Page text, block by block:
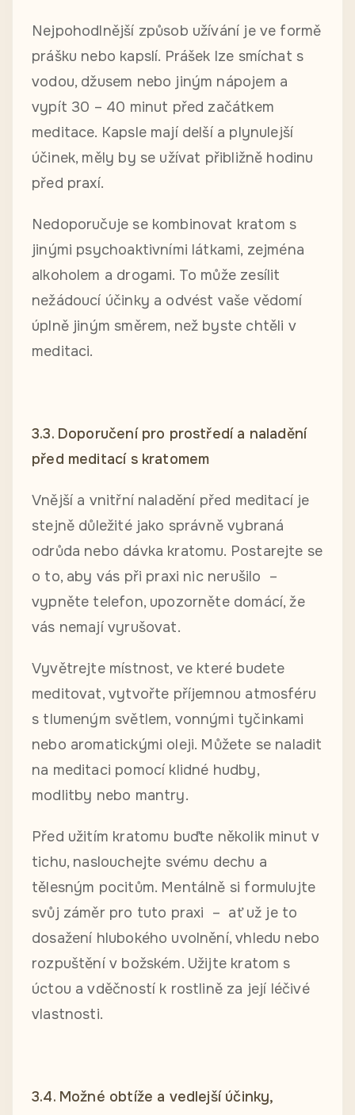
Nejpohodlnější způsob užívání je ve formě
prášku nebo kapslí. Prášek lze smíchat s
vodou, džusem nebo jiným nápojem a
vypít 30 – 40 minut před začátkem
meditace. Kapsle mají delší a plynulejší
účinek, měly by se užívat přibližně hodinu
před praxí.
Nedoporučuje se kombinovat kratom s
jinými psychoaktivními látkami, zejména
alkoholem a drogami. To může zesílit
nežádoucí účinky a odvést vaše vědomí
úplně jiným směrem, než byste chtěli v
meditaci.
3.3. Doporučení pro prostředí a naladění
před meditací s kratomem
Vnější a vnitřní naladění před meditací je
stejně důležité jako správně vybraná
odrůda nebo dávka kratomu. Postarejte se
o to, aby vás při praxi nic nerušilo –
vypněte telefon, upozorněte domácí, že
vás nemají vyrušovat.
Vyvětrejte místnost, ve které budete
meditovat, vytvořte příjemnou atmosféru
s tlumeným světlem, vonnými tyčinkami
nebo aromatickými oleji. Můžete se naladit
na meditaci pomocí klidné hudby,
modlitby nebo mantry.
Před užitím kratomu buďte několik minut v
tichu, naslouchejte svému dechu a
tělesným pocitům. Mentálně si formulujte
svůj záměr pro tuto praxi – ať už je to
dosažení hlubokého uvolnění, vhledu nebo
rozpuštění v božském. Užijte kratom s
úctou a vděčností k rostlině za její léčivé
vlastnosti.
3.4. Možné obtíže a vedlejší účinky,